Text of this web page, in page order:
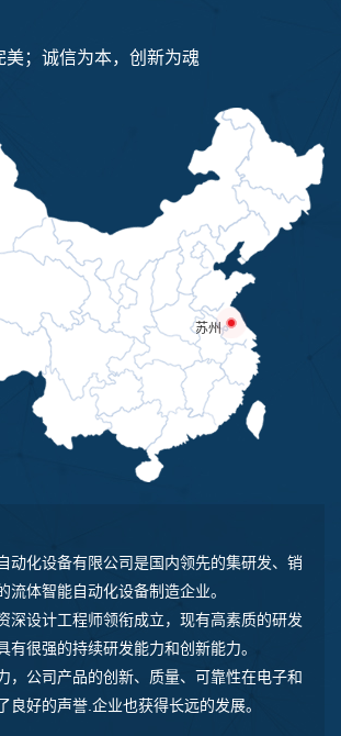
美；诚信为本，创新为魂
苏州
动化设备有限公司是国内领先的集研发、销
流体智能自动化设备制造企业。
深设计工程师领衔成立，现有高素质的研发
有很强的持续研发能力和创新能力。
，公司产品的创新、质量、可靠性在电子和
良好的声誉.企业也获得长远的发展。